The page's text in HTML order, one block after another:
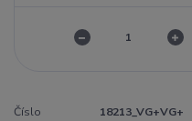
Číslo
18213_VG+VG+